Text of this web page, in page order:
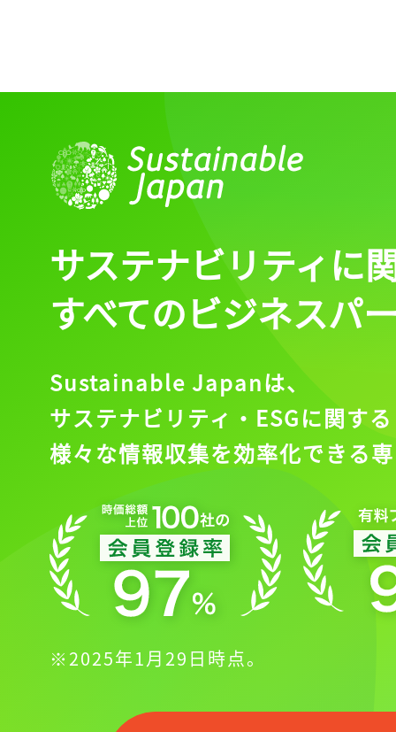
ログインが必
会員登録
サステナビリティに
すべてのビジネスパ
Sustainable Japanは、
サステナビリティ・ESGに関する
様々な情報収集を効率化できる
※2025年1月29日時点。